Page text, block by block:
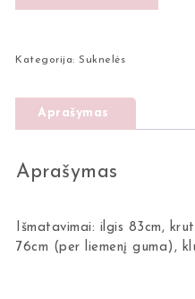
Kategorija:Suknelės
Aprašymas
Aprašymas
Išmatavimai: ilgis 83cm,
76cm (per liemenį guma),